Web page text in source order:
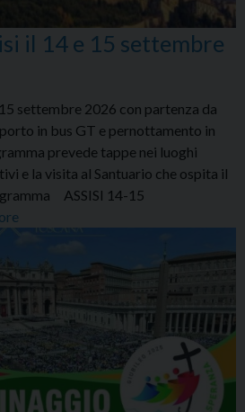
il 14 e 15 settembre
settembre 2026 con partenza da
in bus GT e pernottamento in
prevede tappe nei luoghi
e la visita al Santuario che ospita il
ASSISI 14-15